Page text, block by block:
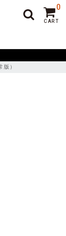
ポー
ーカー
CART
0
）